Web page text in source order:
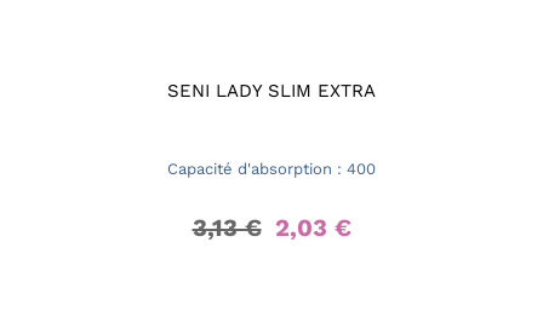
SENI LADY SLIM EXTRA
Capacité d'absorption : 400
3,13 € 2,03 €